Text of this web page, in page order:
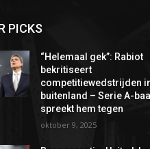
PICKS
“Helemaal gek”: Rabiot
bekritiseert
competitiewedstrijden
buitenland – Serie A-
spreekt hem tegen
oktober 9, 2025